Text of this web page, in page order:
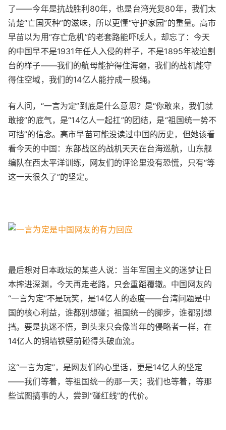
了——今年是抗战胜利80年，也是台湾光复80年，我们太
清楚“亡国灭种”的滋味，所以更懂“守护家园”的重量。高市
早苗以为用“存亡危机”的老套路能吓唬人，却忘了：今天
的中国早不是1931年任人入侵的样子，不是1895年被迫割
台的样子——我们的航母能护得住海疆，我们的战机能守
得住空域，我们的14亿人能拧成一股绳。
有人问，“一言为定”到底是什么意思？是“你敢来，我们就
敢接”的底气，是“14亿人一起扛”的团结，是“祖国统一势不
可挡”的信念。高市早苗可能没读过中国的历史，但她该看
看今天的中国：东部战区的战机天天在台海巡航，山东舰
编队在西太平洋训练，网友们的评论里没有恐慌，只有“等
这一天很久了”的坚定。
最后想对日本政坛的某些人说：当年军国主义的迷梦让日
本摔进深渊，今天再走老路，只会重蹈覆辙。中国网友的
“一言为定”不是玩笑，是14亿人的态度——台湾问题是中
国的核心利益，谁都别想碰；祖国统一的脚步，谁都别想
挡。要是执迷不悟，到头来只会像当年的侵略者一样，在
14亿人的铜墙铁壁前碰得头破血流。
这“一言为定”，是网友们的心里话，更是14亿人的坚定
——我们等着，等祖国统一的那一天；我们也等着，等那
些试图搞事的人，尝到“碰红线”的代价。